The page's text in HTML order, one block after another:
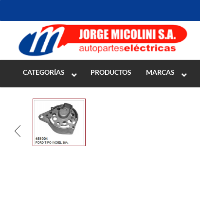
CATEGORÍAS PRODUCTOS MARCAS
Inicio>ENCENDIDO